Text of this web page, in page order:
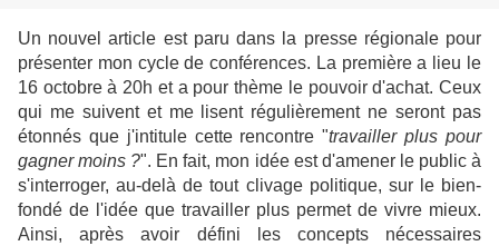
Un nouvel article est paru dans la presse régionale pour
présenter mon cycle de conférences. La première a lieu le
16 octobre à 20h et a pour thème le pouvoir d'achat. Ceux
qui me suivent et me lisent régulièrement ne seront pas
étonnés que j'intitule cette rencontre "travailler plus pour
gagner moins ?". En fait, mon idée est d'amener le public à
s'interroger, au-delà de tout clivage politique, sur le bien-
fondé de l'idée que travailler plus permet de vivre mieux.
Ainsi, après avoir défini les concepts nécessaires